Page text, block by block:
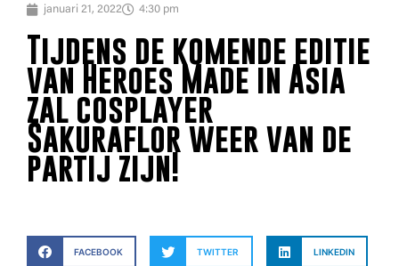
januari 21, 2022 4:30 pm
Tijdens de komende editie
van Heroes Made in Asia
zal cosplayer
Sakuraflor weer van de
partij zijn!
FACEBOOK TWITTER LINKEDIN